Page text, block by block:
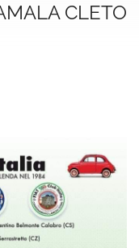
CLETO